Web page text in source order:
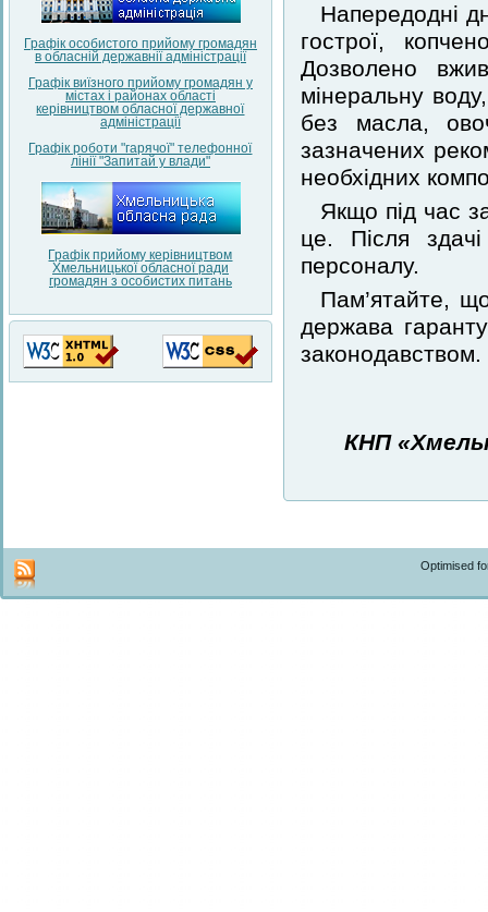
Графік особистого прийому громадян
в обласній державнії адміністрації
Графік виїзного прийому громадян у
містах і районах області
керівництвом обласної державної
адміністрації
Графік роботи "гарячої" телефонної
лінії "Запитай у влади"
Графік прийому керівництвом
Хмельницької обласної ради
громадян з особистих питань
Напередодні
гострої,
Дозволено
мінеральну
без масла,
зазначених
необхідних
Якщо під час
це. Після
персоналу.
Пам’ятайте,
держава
законодавством.
КНП
Optimised